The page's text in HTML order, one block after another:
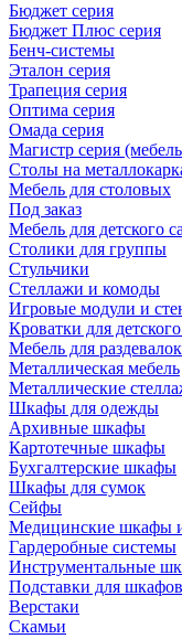
Бюджет серия
Бюджет Плюс серия
Бенч-системы
Эталон серия
Трапеция серия
Оптима серия
Омада серия
Магистр серия
Столы на
Мебель для столовых
Под заказ
Мебель для детского
Столики для группы
Стульчики
Стеллажи и комоды
Игровые модули и
Кроватки для детского
Мебель для
Металлическая мебель
Металлические
Шкафы для одежды
Архивные шкафы
Картотечные шкафы
Бухгалтерские шкафы
Шкафы для сумок
Сейфы
Медицинские шкафы
Гардеробные системы
Инструментальные
Подставки для шкафов
Верстаки
Скамьи